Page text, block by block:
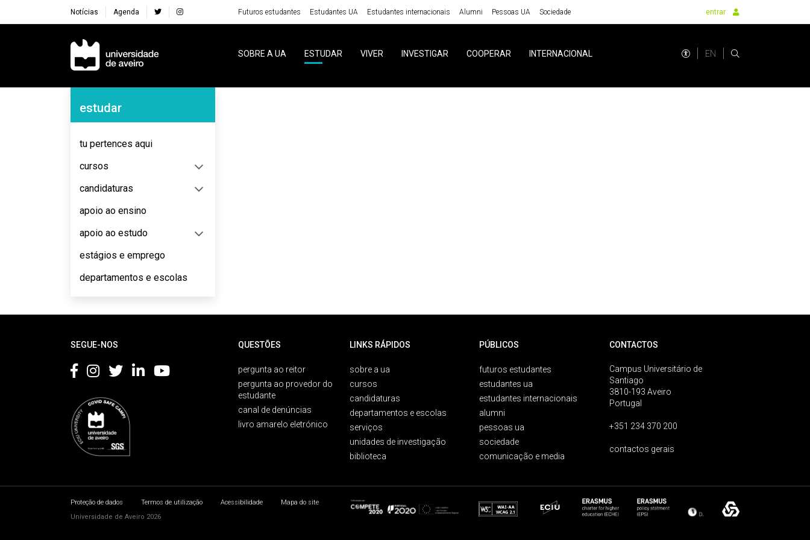
Notícias Agenda Futuros estudantes Estudantes UA Estudantes internacionais Alumni Pessoas UA Sociedade entrar
Navegação Principal
SOBRE A UA ESTUDAR VIVER INVESTIGAR COOPERAR INTERNACIONAL EN
Navegação Lateral
estudar
tu pertences aqui
cursos
candidaturas
apoio ao ensino
apoio ao estudo
estágios e emprego
departamentos e escolas
SEGUE-NOS QUESTÕES
pergunta ao reitor
pergunta ao provedor do
estudante
canal de denúncias
livro amarelo eletrónico
LINKS RÁPIDOS
sobre a ua
cursos
candidaturas
departamentos e escolas
serviços
unidades de investigação
biblioteca
PÚBLICOS
futuros estudantes
estudantes ua
estudantes internacionais
alumni
pessoas ua
sociedade
comunicação e media
CONTACTOS
Campus Universitário de
Santiago
3810-193 Aveiro
Portugal
+351 234 370 200
contactos gerais
Proteção de dados Termos de utilização Acessibilidade
Mapa do site
Universidade de Aveiro 2026